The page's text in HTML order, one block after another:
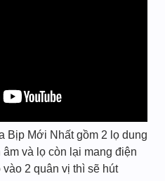
Mới Nhất gồm 2 lọ dung
và lọ còn lại mang điện
2 quân vị thì sẽ hút